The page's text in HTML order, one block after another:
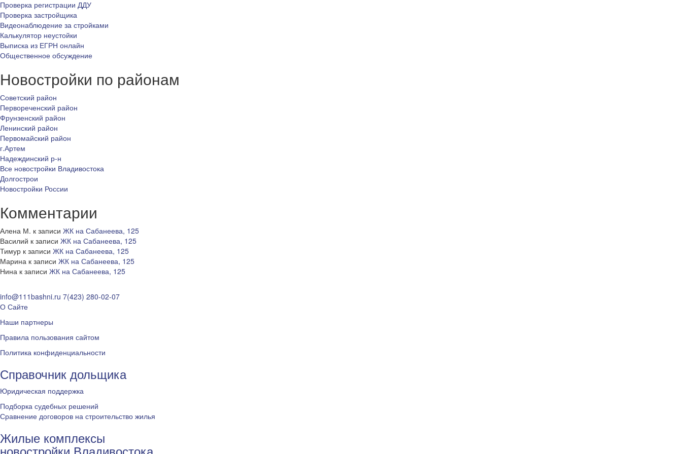
Проверка регистрации ДДУ
Проверка застройщика
Видеонаблюдение за стройками
Калькулятор неустойки
Выписка из ЕГРН онлайн
Общественное обсуждение
Новостройки по районам
Советский район
Первореченский район
Фрунзенский район
Ленинский район
Первомайский район
г.Артем
Надеждинский р-н
Все новостройки Владивостока
Долгострои
Новостройки России
Комментарии
Алена М. к записи ЖК на Сабанеева, 125
Василий к записи ЖК на Сабанеева, 125
Тимур к записи ЖК на Сабанеева, 125
Марина к записи ЖК на Сабанеева, 125
Нина к записи ЖК на Сабанеева, 125
info@111bashni.ru 7(423) 280-02-07
О Сайте
Наши партнеры
Правила пользования сайтом
Политика конфиденциальности
Справочник дольщика
Юридическая поддержка
Подборка судебных решений
Сравнение договоров на строительство жилья
Жилые комплексы